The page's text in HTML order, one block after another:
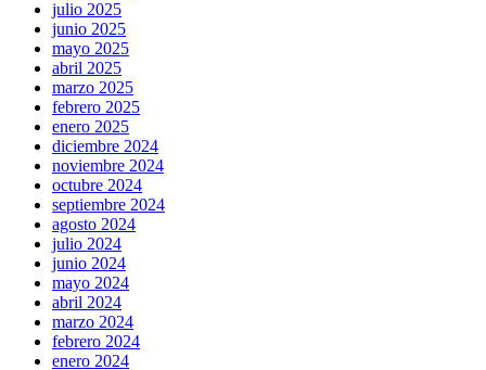
julio 2025
junio 2025
mayo 2025
abril 2025
marzo 2025
febrero 2025
enero 2025
diciembre 2024
noviembre 2024
octubre 2024
septiembre 2024
agosto 2024
julio 2024
junio 2024
mayo 2024
abril 2024
marzo 2024
febrero 2024
enero 2024